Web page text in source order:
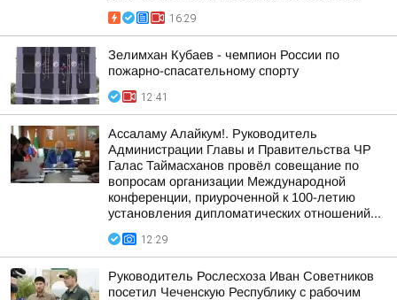
16:29
Зелимхан Кубаев - чемпион России по
пожарно-спасательному спорту
12:41
Ассаламу Алайкум!. Руководитель
Администрации Главы и Правительства ЧР
Галас Таймасханов провёл совещание по
вопросам организации Международной
конференции, приуроченной к 100-летию
установления дипломатических отношений...
12:29
Руководитель Рослесхоза Иван Советников
посетил Чеченскую Республику с рабочим